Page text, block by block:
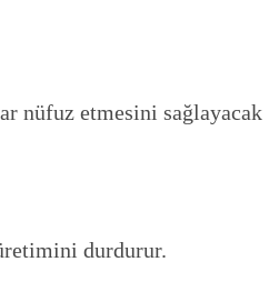
nüfuz etmesini sağlayacak
durdurur.